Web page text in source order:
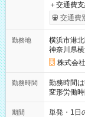
＋交通費支給 ★交通費全額支給！ ┗案件により規
いOK！
ンビニATM
交通費
勤務地
横浜市港
神奈川県
株式会
勤務時間
勤務時間
変形労働時間制
～21：00
期間 単発・1日